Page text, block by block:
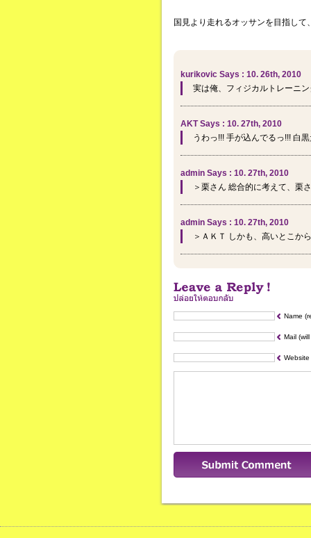
国見より走れるオッサンを目指して
kurikovic Says : 10. 26th, 2010
実は俺、フィジカルトレーニ
AKT Says : 10. 27th, 2010
うわっ!!! 手が込んでるっ!!! 白
admin Says : 10. 27th, 2010
＞栗さん 総合的に考えて、栗
admin Says : 10. 27th, 2010
＞ＡＫＴ しかも、高いとこか
Name
Mail
Website